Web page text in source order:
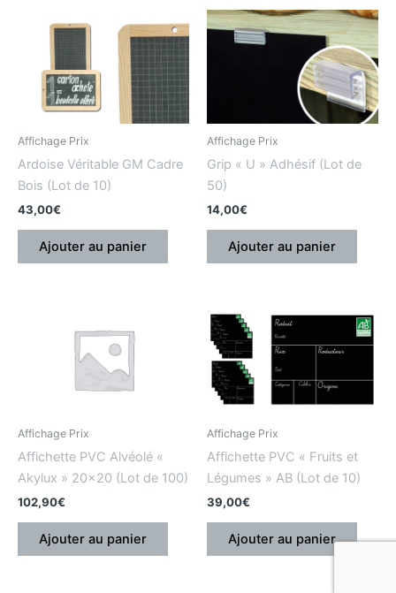
Affichage Prix
Ardoise Véritable GM Cadre
Bois (Lot de 10)
43,00€
Ajouter au panier
Affichage Prix
Grip « U » Adhésif (Lot de
50)
14,00€
Ajouter au panier
Affichage Prix
Affichette PVC Alvéolé «
Akylux » 20×20 (Lot de 100)
102,90€
Ajouter au panier
Affichage Prix
Affichette PVC « Fruits et
Légumes » AB (Lot de 10)
39,00€
Ajouter au panier